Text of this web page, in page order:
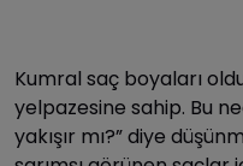
Kumral saç boyaları
yelpazesine sahip. Bu
yakışır mı?” diye